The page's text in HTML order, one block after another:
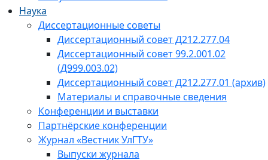
Наука
Диссертационные советы
Диссертационный совет Д212.277.04
Диссертационный совет 99.2.001.02
(Д999.003.02)
Диссертационный совет Д212.277.01 (архив)
Материалы и справочные сведения
Конференции и выставки
Партнёрские конференции
Журнал «Вестник УлГТУ»
Выпуски журнала